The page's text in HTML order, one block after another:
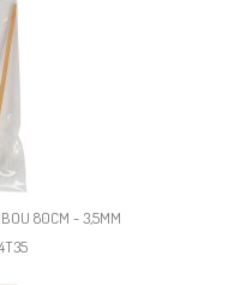
80CM - 3,5MM